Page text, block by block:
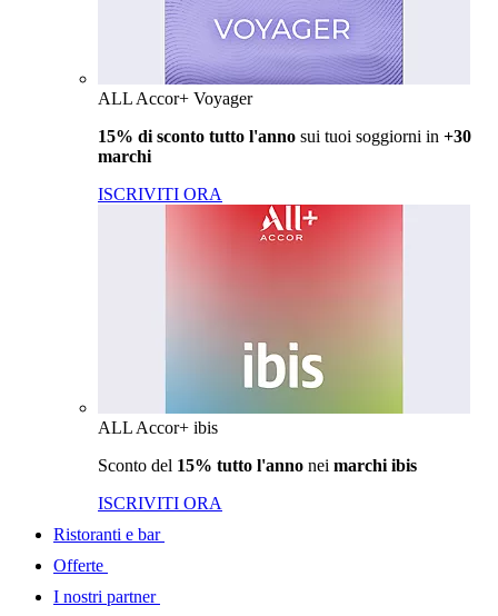
ALL Accor+ Voyager
15% di sconto tutto l'anno sui tuoi soggiorni in +30
marchi
ISCRIVITI ORA
ALL Accor+ ibis
Sconto del 15% tutto l'anno nei marchi ibis
ISCRIVITI ORA
Ristoranti e bar
Offerte
I nostri partner